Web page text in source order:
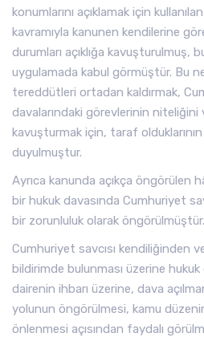
konumlarını açıklamak için
kavramıyla kanunen kendilerine
durumları açıklığa kavuşturulmuş,
uygulamada kabul görmüştür. Bu
tereddütleri ortadan kaldırmak,
davalarındaki görevlerinin niteliğini
kavuşturmak için, taraf
duyulmuştur.
Ayrıca kanunda açıkça öngörülen
bir hukuk davasında Cumhuriyet
bir zorunluluk olarak öngörülmüştür.
Cumhuriyet savcısı kendiliğinden
bildirimde bulunması üzerine hukuk
dairenin ihbarı üzerine, dava
yolunun öngörülmesi, kamu
önlenmesi açısından faydalı